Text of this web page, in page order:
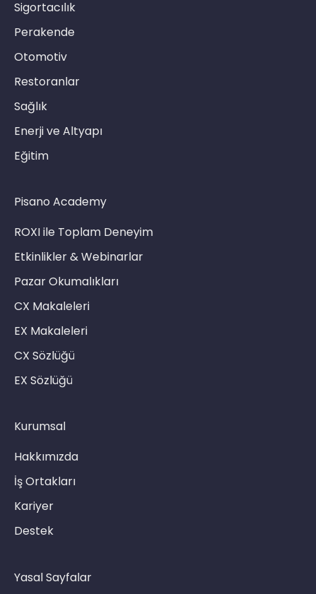
Sigortacılık
Perakende
Otomotiv
Restoranlar
Sağlık
Enerji ve Altyapı
Eğitim
Pisano Academy
ROXI ile Toplam Deneyim
Etkinlikler & Webinarlar
Pazar Okumalıkları
CX Makaleleri
EX Makaleleri
CX Sözlüğü
EX Sözlüğü
Kurumsal
Hakkımızda
İş Ortakları
Kariyer
Destek
Yasal Sayfalar